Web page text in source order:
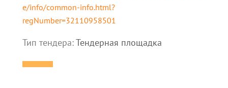
e/info/common-info.html?
regNumber=32110958501
Тип тендера:Тендерная площадка